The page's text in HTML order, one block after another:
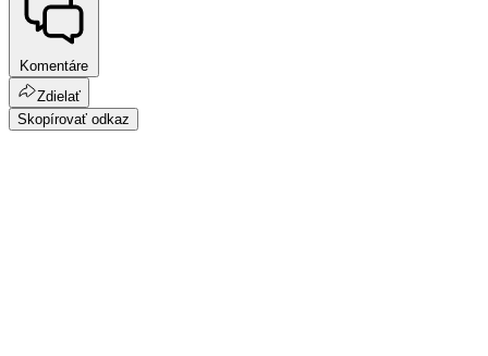
Komentáre
Zdielať
Skopírovať odkaz